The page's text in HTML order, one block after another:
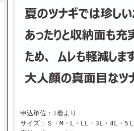
申込単位：1着より
サイズ：Ｓ・M・L・LL・3L・4L・5Ｌ